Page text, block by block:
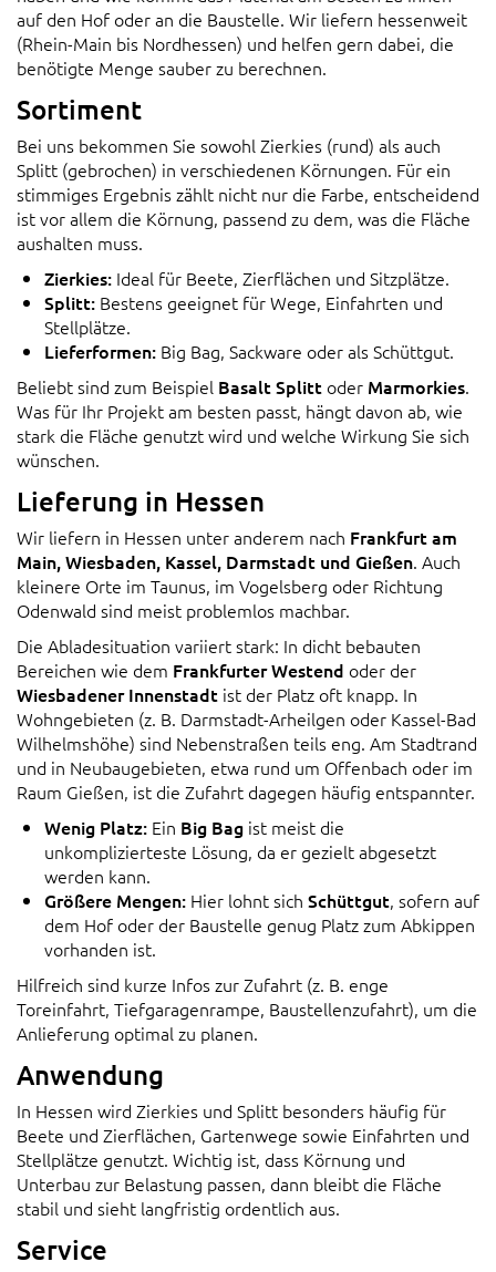
auf den Hof oder an die Baustelle. Wir liefern hessenweit
(Rhein-Main bis Nordhessen) und helfen gern dabei, die
benötigte Menge sauber zu berechnen.
Sortiment
Bei uns bekommen Sie sowohl Zierkies (rund) als auch
Splitt (gebrochen) in verschiedenen Körnungen. Für ein
stimmiges Ergebnis zählt nicht nur die Farbe, entscheidend
ist vor allem die Körnung, passend zu dem, was die Fläche
aushalten muss.
Zierkies: Ideal für Beete, Zierflächen und Sitzplätze.
Splitt: Bestens geeignet für Wege, Einfahrten und
Stellplätze.
Lieferformen: Big Bag, Sackware oder als Schüttgut.
Beliebt sind zum Beispiel Basalt Splitt oder Marmorkies.
Was für Ihr Projekt am besten passt, hängt davon ab, wie
stark die Fläche genutzt wird und welche Wirkung Sie sich
wünschen.
Lieferung in Hessen
Wir liefern in Hessen unter anderem nach Frankfurt am
Main, Wiesbaden, Kassel, Darmstadt und Gießen. Auch
kleinere Orte im Taunus, im Vogelsberg oder Richtung
Odenwald sind meist problemlos machbar.
Die Abladesituation variiert stark: In dicht bebauten
Bereichen wie dem Frankfurter Westend oder der
Wiesbadener Innenstadt ist der Platz oft knapp. In
Wohngebieten (z. B. Darmstadt-Arheilgen oder Kassel-Bad
Wilhelmshöhe) sind Nebenstraßen teils eng. Am Stadtrand
und in Neubaugebieten, etwa rund um Offenbach oder im
Raum Gießen, ist die Zufahrt dagegen häufig entspannter.
Wenig Platz: Ein Big Bag ist meist die
unkomplizierteste Lösung, da er gezielt abgesetzt
werden kann.
Größere Mengen: Hier lohnt sich Schüttgut, sofern auf
dem Hof oder der Baustelle genug Platz zum Abkippen
vorhanden ist.
Hilfreich sind kurze Infos zur Zufahrt (z. B. enge
Toreinfahrt, Tiefgaragenrampe, Baustellenzufahrt), um die
Anlieferung optimal zu planen.
Anwendung
In Hessen wird Zierkies und Splitt besonders häufig für
Beete und Zierflächen, Gartenwege sowie Einfahrten und
Stellplätze genutzt. Wichtig ist, dass Körnung und
Unterbau zur Belastung passen, dann bleibt die Fläche
stabil und sieht langfristig ordentlich aus.
Service